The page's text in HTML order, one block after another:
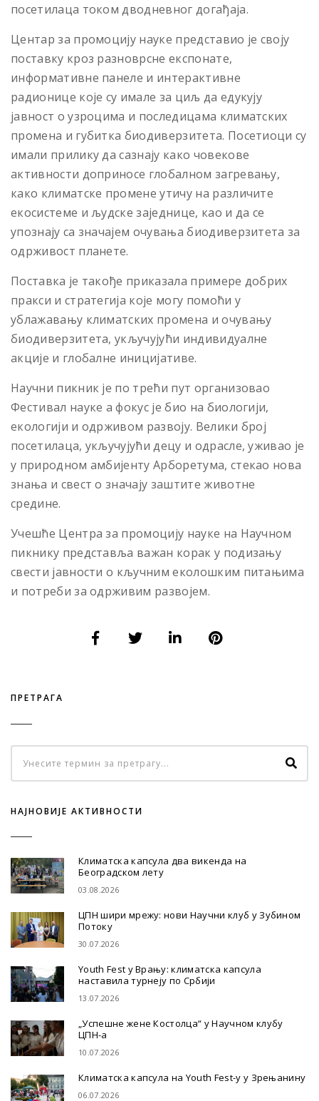
посетилаца током дводневног догађаја.
Центар за промоцију науке представио је своју
поставку кроз разноврсне експонате,
информативне панеле и интерактивне
радионице које су имале за циљ да едукују
јавност о узроцима и последицама климатских
промена и губитка биодиверзитета. Посетиоци су
имали прилику да сазнају како човекове
активности доприносе глобалном загревању,
како климатске промене утичу на различите
екосистеме и људске заједнице, као и да се
упознају са значајем очувања биодиверзитета за
одрживост планете.
Поставка је такође приказала примере добрих
пракси и стратегија које могу помоћи у
ублажавању климатских промена и очувању
биодиверзитета, укључујући индивидуалне
акције и глобалне иницијативе.
Научни пикник је по трећи пут организовао
Фестивал науке а фокус је био на биологији,
екологији и одрживом развоју. Велики број
посетилаца, укључујући децу и одрасле, уживао је
у природном амбијенту Арборетума, стекао нова
знања и свест о значају заштите животне
средине.
Учешће Центра за промоцију науке на Научном
пикнику представља важан корак у подизању
свести јавности о кључним еколошким питањима
и потреби за одрживим развојем.
ПРЕТРАГА
НАЈНОВИЈЕ АКТИВНОСТИ
Климатска капсула два викенда на
Београдском лету
03.08.2026
ЦПН шири мрежу: нови Научни клуб у Зубином
Потоку
30.07.2026
Youth Fest у Врању: климатска капсула
наставила турнеју по Србији
13.07.2026
„Успешне жене Костолца“ у Научном клубу
ЦПН-а
10.07.2026
Климатска капсула на Youth Fest-у у Зрењанину
06.07.2026